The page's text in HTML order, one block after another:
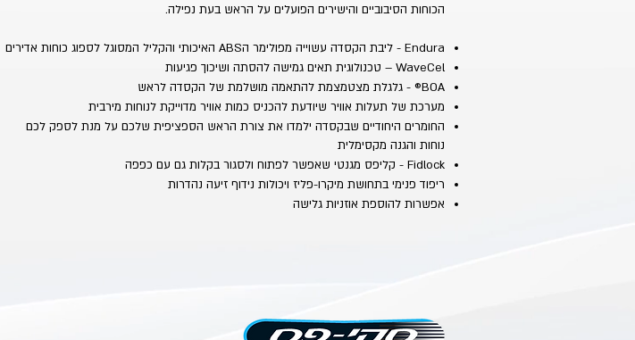
הכוחות הסיבוביים והישירים הפועלים על הראש בעת נפילה.
Endura - ליבת הקסדה עשוייה מפולימר הABS האיכותי והקליל המסוגל לספוג כוחות אדירים
WaveCel – טכנולוגית תאים גמישה להסתה ושיכוך פגיעות
BOA® - גלגלת מצטמצמת להתאמה מושלמת של הקסדה לראש
מערכת של תעלות אוויר שיודעת להכניס כמות אוויר מדוייקת לנוחות מירבית
החומרים היחודיים שבקסדה ילמדו את צורת הראש הספציפית שלכם על מנת לספק לכם
נוחות והגנה מקסימלית
Fidlock - קליפס מגנטי שאפשר לפתוח ולסגור בקלות גם עם כפפה
ריפוד פנימי בתחושת מיקרו-פליז ויכולות נידוף זיעה נהדרות
אפשרות להוספת אוזניות גלישה